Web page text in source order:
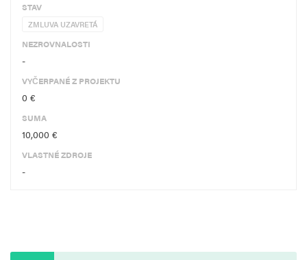
STAV
ZMLUVA UZAVRETÁ
NEZROVNALOSTI
-
VYČERPANÉ Z PROJEKTU
0 €
SUMA
10,000 €
VLASTNÉ ZDROJE
-